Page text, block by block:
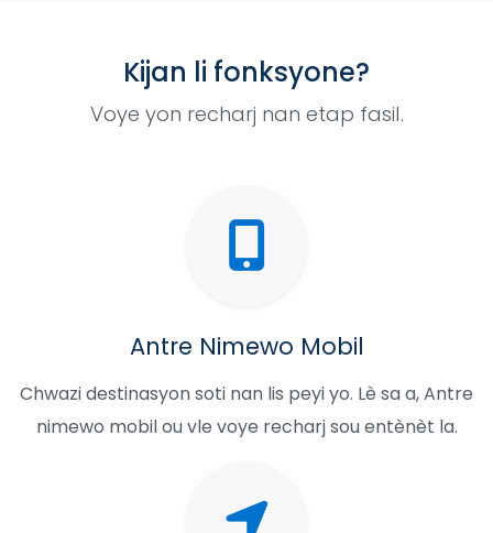
Kijan li fonksyone?
Voye yon recharj nan etap fasil.
Antre Nimewo Mobil
Chwazi destinasyon soti nan lis peyi yo. Lè sa a, Antre
nimewo mobil ou vle voye recharj sou entènèt la.